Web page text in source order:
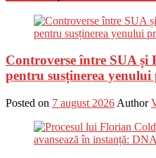
Controverse între SUA și
pentru susținerea
Posted on 7 august 2026 Author